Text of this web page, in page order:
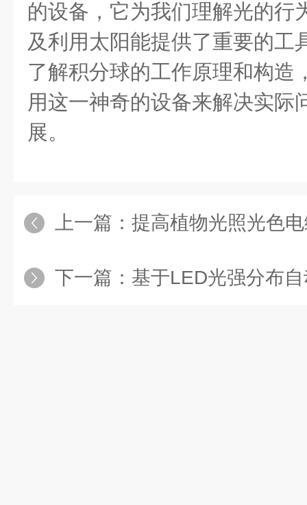
的设备，它为我们理解光的行
及利用太阳能提供了重要的工
了解积分球的工作原理和构造
用这一神奇的设备来解决实际
展。
上一篇： 提高植物光照光色电综合测
下一篇： 基于LED光强分布自